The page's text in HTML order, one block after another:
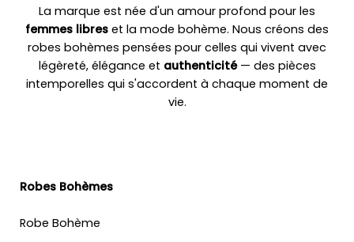
La marque est née d'un amour profond pour les
femmes libres et la mode bohème. Nous créons des
robes bohèmes pensées pour celles qui vivent avec
légèreté, élégance et authenticité— des pièces
intemporelles qui s'accordent à chaque moment de
vie.
Robes Bohèmes
Robe Bohème